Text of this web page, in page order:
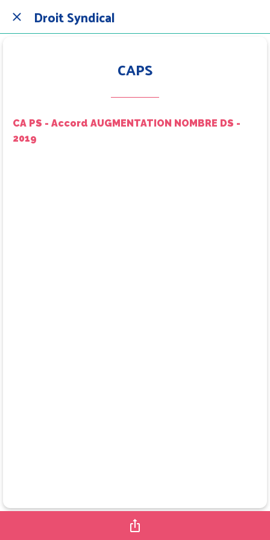
Droit Syndical
CAPS
CA PS - Accord AUGMENTATION NOMBRE DS -
2019